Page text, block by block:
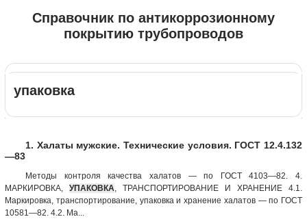
Справочник по антикоррозионному
покрытию трубопроводов
упаковка
1. Халаты мужские. Технические условия. ГОСТ 12.4.132
—83
Методы контроля качества халатов — по ГОСТ 4103—82. 4.
МАРКИРОВКА, УПАКОВКА , ТРАНСПОРТИРОВАНИЕ И ХРАНЕНИЕ 4.1.
Маркировка, транспортирование, упаковка и хранение халатов — по ГОСТ
10581—82. 4.2. Ма...